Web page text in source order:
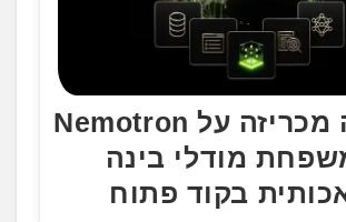
אנבידיה מכריזה על Nemotron
מודלי בינה
בקוד פתוח